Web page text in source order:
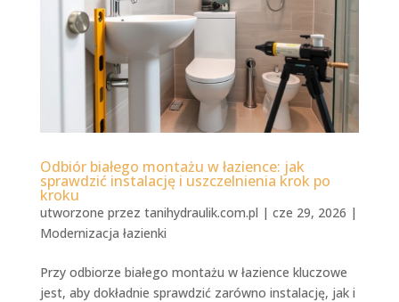
Odbiór białego montażu w łazience: jak
sprawdzić instalację i uszczelnienia krok po
kroku
utworzone przez tanihydraulik.com.pl | cze 29, 2026 |
Modernizacja łazienki
Przy odbiorze białego montażu w łazience kluczowe
jest, aby dokładnie sprawdzić zarówno instalację, jak i